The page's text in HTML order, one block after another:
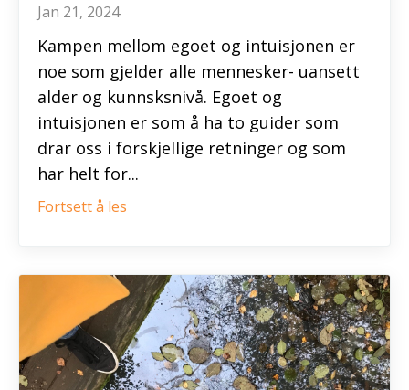
Jan 21, 2024
Kampen mellom egoet og intuisjonen er
noe som gjelder alle mennesker- uansett
alder og kunnsksnivå. Egoet og
intuisjonen er som å ha to guider som
drar oss i forskjellige retninger og som
har helt for...
Fortsett å les